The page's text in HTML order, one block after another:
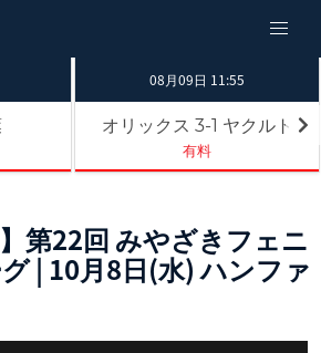
08月09日 11:55
オリックス 3-1 ヤクルト
有料
】第22回 みやざきフェニ
| 10月8日(水) ハンファ